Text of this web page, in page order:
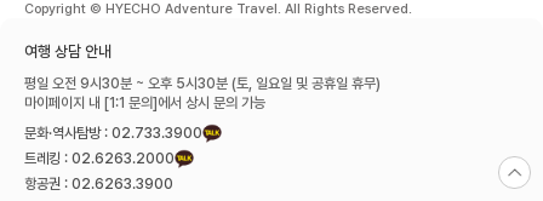
여행 상담 안내
평일 오전 9시30분 ~ 오후 5시30분 (토, 일요일 및 공휴일 휴무)
마이페이지 내 [1:1 문의]에서 상시 문의 가능
문화·역사탐방 : 02.733.3900
트레킹 : 02.6263.2000
항공권 : 02.6263.3900
Copyright © HYECHO Adventure Travel. All Rights Reserved.